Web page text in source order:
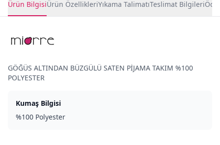
Ürün BilgisiÜrün ÖzellikleriYıkama TalimatıTeslimat Bilgileri
GÖĞÜS ALTINDAN BÜZGÜLÜ SATEN PİJAMA TAKIM %100
POLYESTER
Kumaş Bilgisi
%100 Polyester